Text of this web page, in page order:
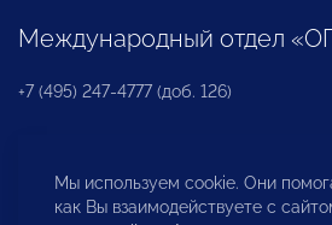
Международный отдел
+7 (495) 247-4777 (доб. 126)
Бюро по защите прав
инвесторов
Мы используем cookie. Они
как Вы взаимодействуете с